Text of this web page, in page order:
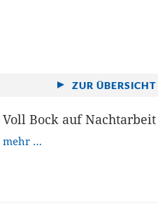
ZUR ÜBERSICHT
Voll Bock auf Nachtarbeit
mehr …